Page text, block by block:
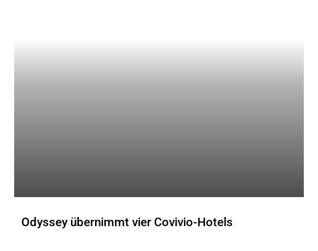
Odyssey übernimmt vier Covivio-Hotels